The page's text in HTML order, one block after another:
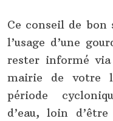
Ce conseil de bon
l’usage d’une
rester informé
mairie de votre
période
d’eau, loin